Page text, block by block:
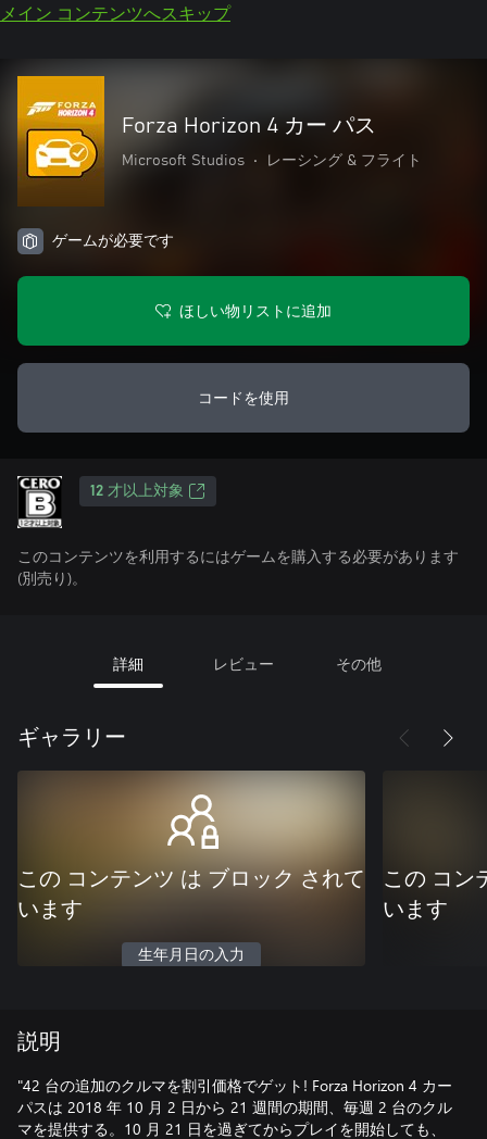
メイン コンテンツへスキップ
Forza Horizon 4 カー パス
Microsoft Studios • レーシング & フライト
ゲームが必要です
ほしい物リストに追加
コードを使用
12 才以上対象
このコンテンツを利用するにはゲームを購入する必要があります
(別売り)。
詳細 レビュー その他
ギャラリー
この コンテンツ は ブロック されて
います
生年月日の入力
この コン
います
説明
"42 台の追加のクルマを割引価格でゲット! Forza Horizon 4 カー
パスは 2018 年 10 月 2 日から 21 週間の期間、毎週 2 台のクル
マを提供する。10 月 21 日を過ぎてからプレイを開始しても、